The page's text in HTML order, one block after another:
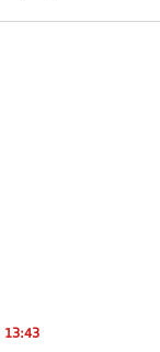
13:43